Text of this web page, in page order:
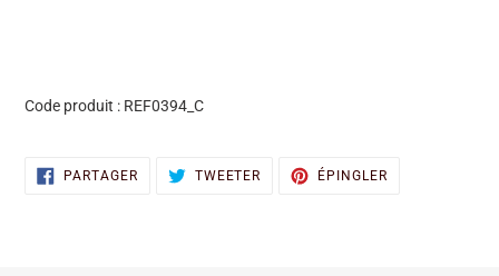
Code produit : REF0394_C
PARTAGERPARTAGERTWEETER TWEETERÉPINGLER